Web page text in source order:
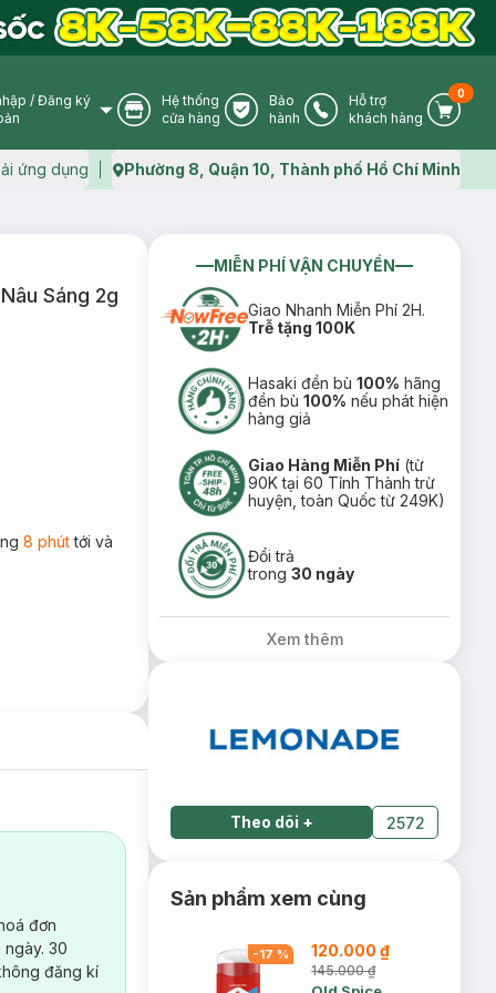
User Icon
/ Đăng ký
Store Icon
Hệ thống
cửa hàng
Warranty Icon
Bảo
hành
Phone Icon
Hỗ trợ
khách hàng
Cart
0
ứng dụng Map icon
Phường 8, Quận 10, Thành phố Hồ Chí Minh
Sáng 2g
8 phúttới và
đơn
30
đăng kí
MIỄN PHÍ VẬN CHUYỂN
Giao Nhanh Miễn Phí 2H.
Trễ tặng 100K
Hasaki đền bù100% hãng
đền bù100% nếu phát hiện
hàng giả
Giao Hàng Miễn Phí (từ
90K tại 60 Tỉnh Thành trừ
huyện, toàn Quốc từ 249K)
Đổi trả
trong30 ngày
Xem thêm
Theo dõi + 2572
Sản phẩm xem cùng
-17 % 120.000 ₫
145.000 ₫